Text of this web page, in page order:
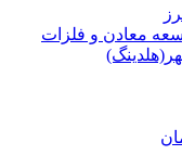
معادن و فلزات